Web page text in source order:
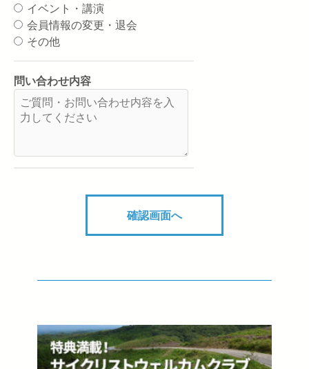
イベント・講演
会員情報の変更・退会
その他
問い合わせ内容